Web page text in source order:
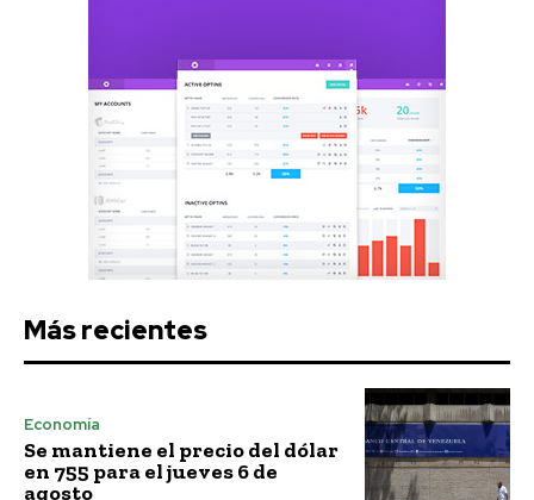
Más recientes
Economía
Se mantiene el precio del dólar
en 755 para el jueves 6 de
agosto